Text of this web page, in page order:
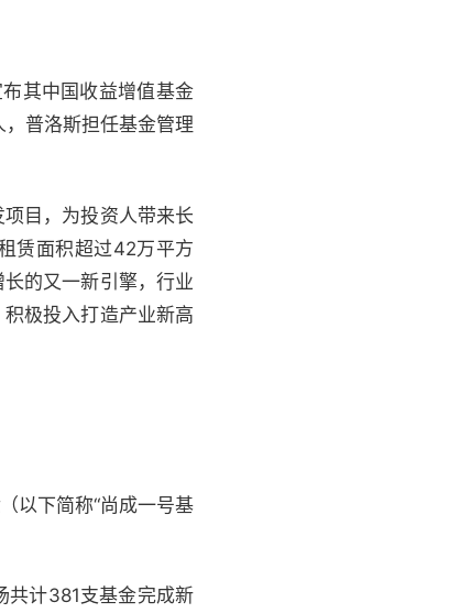
其中国收益增值基金
普洛斯担任基金管理
目，为投资人带来长
赁面积超过42万平方
的又一新引擎，行业
极投入打造产业新高
（以下简称“尚成一号基
共计381支基金完成新